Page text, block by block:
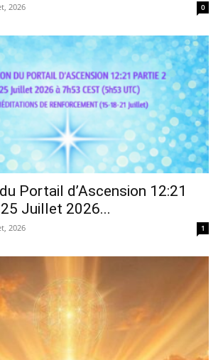
2026 0
Portail d’Ascension 12:21
Juillet 2026...
2026 1